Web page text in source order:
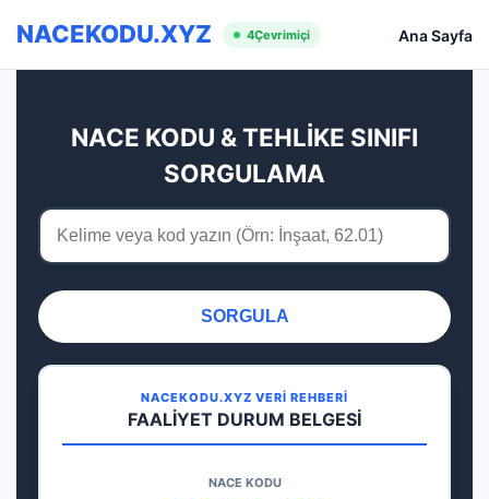
NACEKODU.XYZ 4Çevrimiçi Ana Sayfa
NACE KODU & TEHLİKE SINIFI
SORGULAMA
SORGULA
NACEKODU.XYZ VERİ REHBERİ
FAALİYET DURUM BELGESİ
NACE KODU